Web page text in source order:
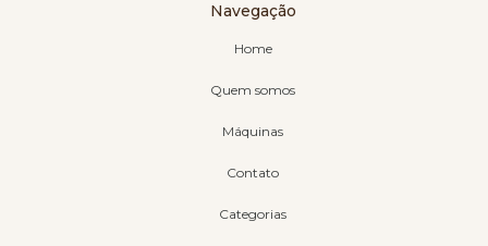
Navegação
Home
Quem somos
Máquinas
Contato
Categorias